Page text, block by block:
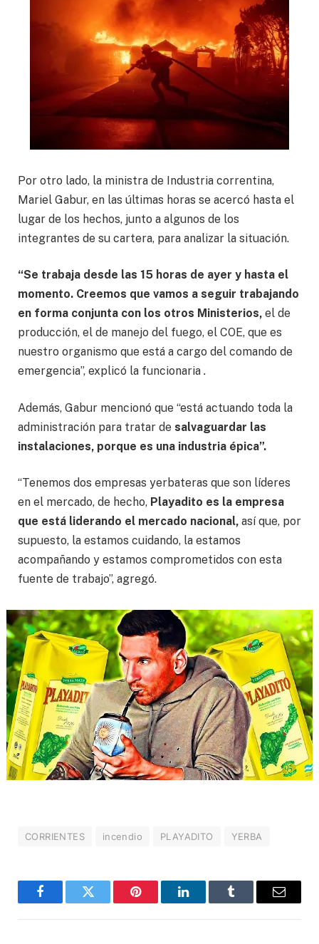
Por otro lado, la ministra de Industria correntina,
Mariel Gabur, en las últimas horas se acercó hasta el
lugar de los hechos, junto a algunos de los
integrantes de su cartera, para analizar la situación.
“Se trabaja desde las 15 horas de ayer y hasta el
momento. Creemos que vamos a seguir trabajando
en forma conjunta con los otros Ministerios, el de
producción, el de manejo del fuego, el COE, que es
nuestro organismo que está a cargo del comando de
emergencia”, explicó la funcionaria .
Además, Gabur mencionó que “está actuando toda la
administración para tratar de salvaguardar las
instalaciones, porque es una industria épica”.
“Tenemos dos empresas yerbateras que son líderes
en el mercado, de hecho, Playadito es la empresa
que está liderando el mercado nacional, así que, por
supuesto, la estamos cuidando, la estamos
acompañando y estamos comprometidos con esta
fuente de trabajo”, agregó.
CORRIENTES incendio PLAYADITO YERBA
FacebookTwitter Pinterest LinkedInTumblr
Correo